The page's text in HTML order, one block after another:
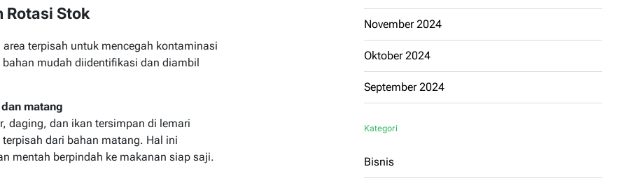
Rotasi Stok
terpisah untuk mencegah kontaminasi
mudah diidentifikasi dan diambil
matang
daging, dan ikan tersimpan di lemari
dari bahan matang. Hal ini
mentah berpindah ke makanan siap saji.
November 2024
Oktober 2024
September 2024
Kategori
Bisnis